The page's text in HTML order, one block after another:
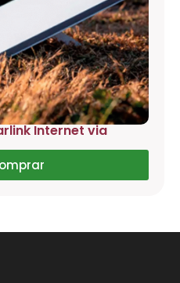
Internet via